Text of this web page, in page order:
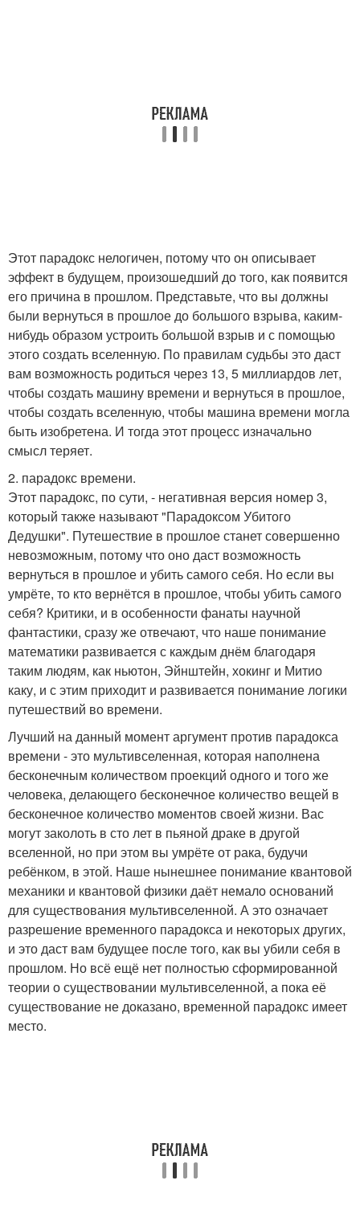
Этот парадокс нелогичен, потому что он описывает
эффект в будущем, произошедший до того, как появится
его причина в прошлом. Представьте, что вы должны
были вернуться в прошлое до большого взрыва, каким-
нибудь образом устроить большой взрыв и с помощью
этого создать вселенную. По правилам судьбы это даст
вам возможность родиться через 13, 5 миллиардов лет,
чтобы создать машину времени и вернуться в прошлое,
чтобы создать вселенную, чтобы машина времени могла
быть изобретена. И тогда этот процесс изначально
смысл теряет.
2. парадокс времени.
Этот парадокс, по сути, - негативная версия номер 3,
который также называют "Парадоксом Убитого
Дедушки". Путешествие в прошлое станет совершенно
невозможным, потому что оно даст возможность
вернуться в прошлое и убить самого себя. Но если вы
умрёте, то кто вернётся в прошлое, чтобы убить самого
себя? Критики, и в особенности фанаты научной
фантастики, сразу же отвечают, что наше понимание
математики развивается с каждым днём благодаря
таким людям, как ньютон, Эйнштейн, хокинг и Митио
каку, и с этим приходит и развивается понимание логики
путешествий во времени.
Лучший на данный момент аргумент против парадокса
времени - это мультивселенная, которая наполнена
бесконечным количеством проекций одного и того же
человека, делающего бесконечное количество вещей в
бесконечное количество моментов своей жизни. Вас
могут заколоть в сто лет в пьяной драке в другой
вселенной, но при этом вы умрёте от рака, будучи
ребёнком, в этой. Наше нынешнее понимание квантовой
механики и квантовой физики даёт немало оснований
для существования мультивселенной. А это означает
разрешение временного парадокса и некоторых других,
и это даст вам будущее после того, как вы убили себя в
прошлом. Но всё ещё нет полностью сформированной
теории о существовании мультивселенной, а пока её
существование не доказано, временной парадокс имеет
место.